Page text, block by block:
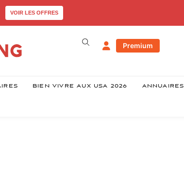
VOIR LES OFFRES
Premium
BIEN VIVRE AUX USA 2026 ANNUAIRES